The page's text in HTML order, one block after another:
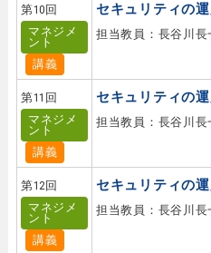
第10回
マネジメ
ント
講義
セキュリティの運
担当教員：長谷川
第11回
マネジメ
ント
講義
セキュリティの運
担当教員：長谷川
第12回
マネジメ
ント
講義
セキュリティの運
担当教員：長谷川